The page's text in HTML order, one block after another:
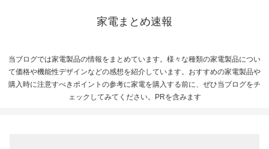
家電まとめ速報
当ブログでは家電製品の情報をまとめています。様々な種類の家電製品につい
て価格や機能性デザインなどの感想を紹介しています。おすすめの家電製品や
購入時に注意すべきポイントの参考に家電を購入する前に、ぜひ当ブログをチ
ェックしてみてください。PRを含みます